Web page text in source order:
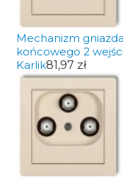
Mechanizm
końcowego 2
Karlik81,97 zł